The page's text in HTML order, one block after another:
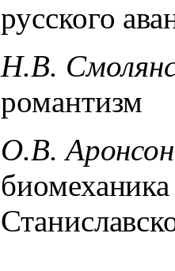
русского
Н.В.
романтизм
О.В.